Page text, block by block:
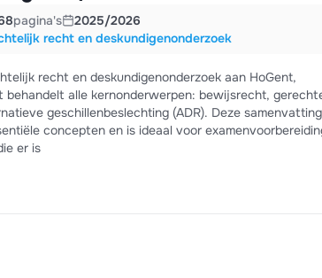
pagina's
2025/2026
recht en deskundigenonderzoek
recht en deskundigenonderzoek aan HoGent,
behandelt alle kernonderwerpen: bewijsrecht,
geschillenbeslechting (ADR). Deze samenvatting
concepten en is ideaal voor
er is